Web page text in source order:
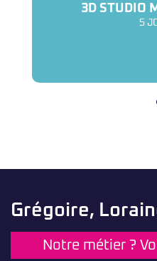
3D STUDIO
5
Grégoire,
Notre métier ?